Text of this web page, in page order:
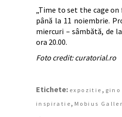
„Time to set the cage on
până la 11 noiembrie.
miercuri – sâmbătă, de
ora 20.00.
Foto credit: curatorial.ro
Etichete: expozitie ,
inspiratie, Mobius